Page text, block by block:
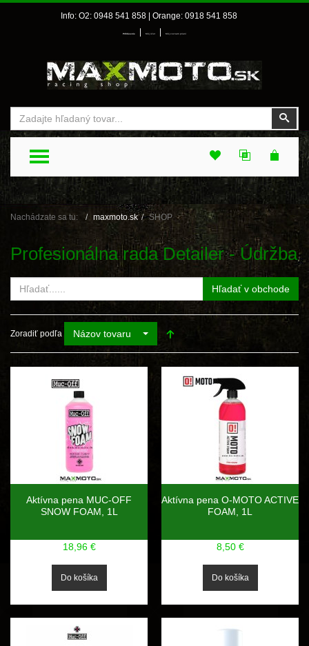
Info: O2: 0948 541 858 | Orange: 0918 541 858
Prihlásenie Môj účet Môj zoznam prianí
TOGGLE MENU
Nachádzate sa tu: maxmoto.sk SHOP
Profesionálna rada Detailer - Údržba
Hľadať v obchode
Zoradiť podľa Názov tovaru
Aktívna pena MUC-OFF
SNOW FOAM, 1L
18,96 €
Aktívna pena O-MOTO ACTIVE
FOAM, 1L
8,50 €